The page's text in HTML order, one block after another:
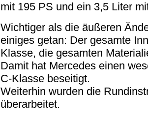
mit 195 PS und ein 3,5 Liter
Wichtiger als die äußeren
einiges getan: Der gesamte
Klasse, die gesamten
Damit hat Mercedes einen
C-Klasse beseitigt.
Weiterhin wurden die
überarbeitet.